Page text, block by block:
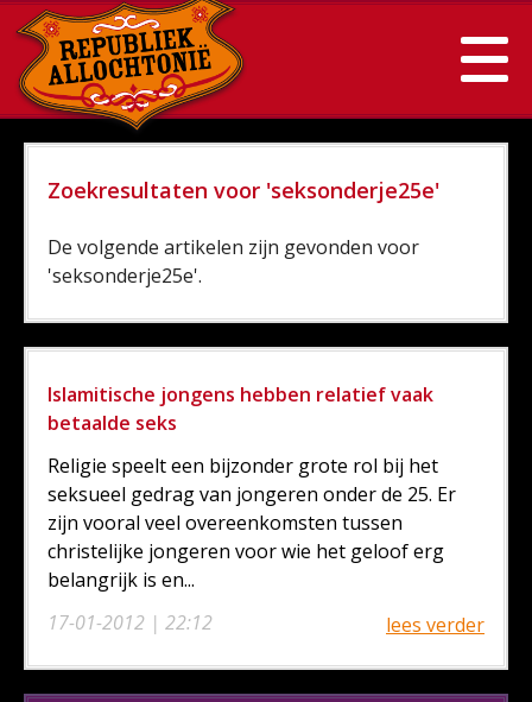
Zoekresultaten voor 'seksonderje25e'
De volgende artikelen zijn gevonden voor
'seksonderje25e'.
Islamitische jongens hebben relatief vaak
betaalde seks
17-01-2012 | 22:12
Religie speelt een bijzonder grote rol bij het
seksueel gedrag van jongeren onder de 25. Er
zijn vooral veel overeenkomsten tussen
christelijke jongeren voor wie het geloof erg
belangrijk is en...
lees verder